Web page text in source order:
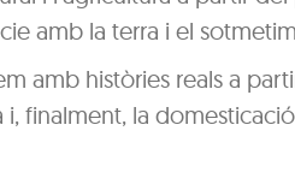
amb la terra i el
amb històries reals a
i, finalment, la